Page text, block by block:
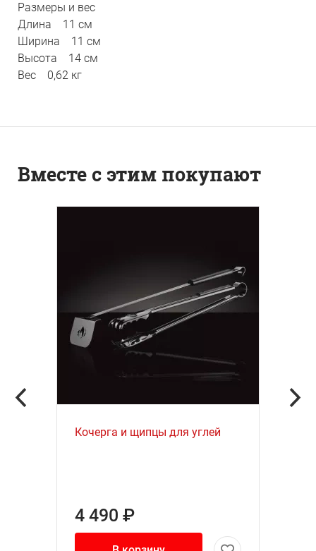
Размеры и вес
Длина 11 см
Ширина 11 см
Высота 14 см
Вес 0,62 кг
Вместе с этим покупают
Кочерга и щипцы для углей
4 490 ₽